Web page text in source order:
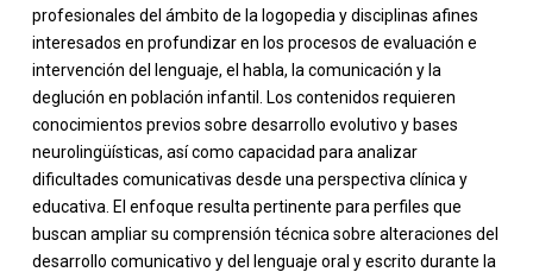
profesionales del ámbito de la logopedia y disciplinas afines
interesados en profundizar en los procesos de evaluación e
intervención del lenguaje, el habla, la comunicación y la
deglución en población infantil. Los contenidos requieren
conocimientos previos sobre desarrollo evolutivo y bases
neurolingüísticas, así como capacidad para analizar
dificultades comunicativas desde una perspectiva clínica y
educativa. El enfoque resulta pertinente para perfiles que
buscan ampliar su comprensión técnica sobre alteraciones del
desarrollo comunicativo y del lenguaje oral y escrito durante la
-